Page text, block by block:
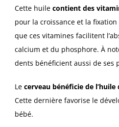
Cette huile contient des
pour la croissance et la
que ces vitamines facilitent
calcium et du phosphore. À
dents bénéficient aussi de ses
Le cerveau bénéficie de
Cette dernière favorise le
bébé.